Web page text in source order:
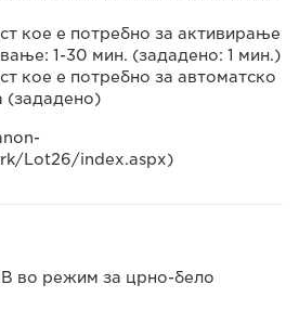
кое е потребно за активирање
1-30 мин. (зададено: 1 мин.)
кое е потребно за автоматско
(зададено)
Lot26/index.aspx)
во режим за црно-бело